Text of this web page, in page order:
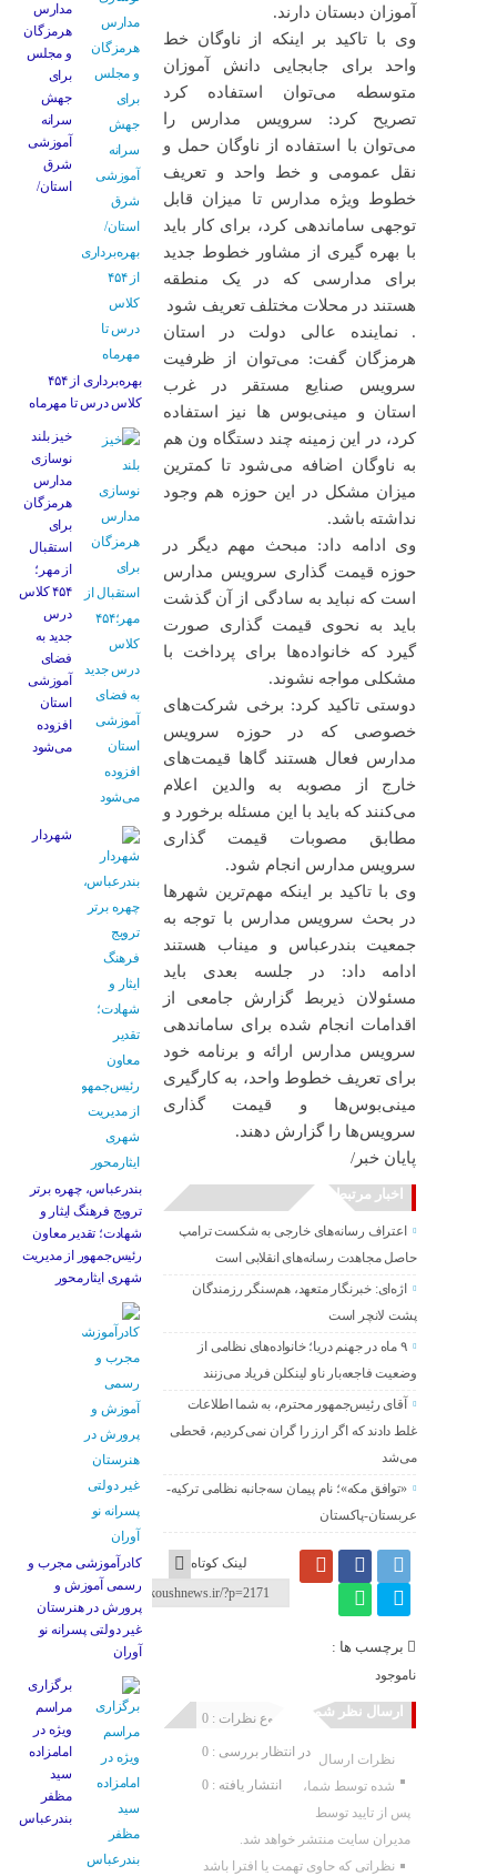
آموزان دبستان دارند.
وی با تاکید بر اینکه از ناوگان خط
واحد برای جابجایی دانش آموزان
متوسطه می‌توان استفاده کرد
تصریح کرد: سرویس مدارس را
می‌توان با استفاده از ناوگان حمل و
نقل عمومی و خط واحد و تعریف
خطوط ویژه مدارس تا میزان قابل
توجهی ساماندهی کرد، برای کار باید
با بهره گیری از مشاور خطوط جدید
برای مدارسی که در یک منطقه
هستند در محلات مختلف تعریف شود
. نماینده عالی دولت در استان
هرمزگان گفت: می‌توان از ظرفیت
سرویس صنایع مستقر در غرب
استان و مینی‌بوس ها نیز استفاده
کرد، در این زمینه چند دستگاه ون هم
به ناوگان اضافه می‌شود تا کمترین
میزان مشکل در این حوزه هم وجود
نداشته باشد.
وی ادامه داد: مبحث مهم دیگر در
حوزه قیمت گذاری سرویس مدارس
است که نباید به سادگی از آن گذشت
باید به نحوی قیمت گذاری صورت
گیرد که خانواده‌ها برای پرداخت با
مشکلی مواجه نشوند.
دوستی تاکید کرد: برخی شرکت‌های
خصوصی که در حوزه سرویس
مدارس فعال هستند گاها قیمت‌های
خارج از مصوبه به والدین اعلام
می‌کنند که باید با این مسئله برخورد و
مطابق مصوبات قیمت گذاری
سرویس مدارس انجام شود.
وی با تاکید بر اینکه مهم‌ترین شهرها
در بحث سرویس مدارس با توجه به
جمعیت بندرعباس و میناب هستند
ادامه داد: در جلسه بعدی باید
مسئولان ذیربط گزارش جامعی از
اقدامات انجام شده برای ساماندهی
سرویس مدارس ارائه و برنامه خود
برای تعریف خطوط واحد، به کارگیری
مینی‌بوس‌ها و قیمت گذاری
سرویس‌ها را گزارش دهند.
پایان خبر/
اخبار مرتبط
اعتراف رسانه‌های خارجی به شکست ترامپ
حاصل مجاهدت رسانه‌های انقلابی است
اژه‌ای: خبرنگار متعهد، هم‌سنگر رزمندگان
پشت لانچر است
۹ ماه در جهنم دریا؛ خانواده‌های نظامی از
وضعیت فاجعه‌بار ناو لینکلن فریاد می‌زنند
آقای رئیس‌جمهور محترم، به شما اطلاعات
غلط دادند که اگر ارز را گران نمی‌کردیم، قحطی
می‌شد
«توافق مکه»؛ نام پیمان سه‌جانبه نظامی ترکیه-
عربستان-پاکستان
لینک کوتاه
برچسب ها :
ناموجود
ارسال نظر شما مجموع نظرات : 0
در انتظار بررسی : 0
انتشار یافته : 0
نظرات ارسال
شده توسط شما،
پس از تایید توسط
مدیران سایت منتشر خواهد شد.
نظراتی که حاوی تهمت یا افترا باشد
مدارس
هرمزگان
و مجلس
برای
جهش
سرانه
آموزشی
شرق
استان/
بهره‌برداری از ۴۵۴
کلاس درس تا مهرماه
خیز بلند
نوسازی
مدارس
هرمزگان
برای
استقبال
از مهر؛
۴۵۴ کلاس
درس
جدید به
فضای
آموزشی
استان
افزوده
می‌شود
شهردار
بندرعباس، چهره برتر
ترویج فرهنگ ایثار و
شهادت؛ تقدیر معاون
رئیس‌جمهور از مدیریت
شهری ایثارمحور
کادرآموزشی مجرب و
رسمی آموزش و
پرورش در هنرستان
غیر دولتی پسرانه نو
آوران
برگزاری
مراسم
ویژه در
امامزاده
سید
مظفر
بندرعباس